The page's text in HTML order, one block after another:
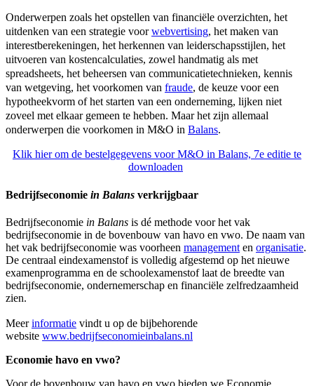
Onderwerpen zoals het opstellen van financiële overzichten, het
uitdenken van een strategie voorwebvertising, het maken van
interestberekeningen, het herkennen van leiderschapsstijlen, het
uitvoeren van kostencalculaties, zowel handmatig als met
spreadsheets, het beheersen van communicatietechnieken, kennis
van wetgeving, het voorkomen van fraude, de keuze voor een
hypotheekvorm of het starten van een onderneming, lijken niet
zoveel met elkaar gemeen te hebben. Maar het zijn allemaal
onderwerpen die voorkomen in M&O in Balans.
Klik hier om de bestelgegevens voor M&O in Balans, 7e editie te
downloaden
Bedrijfseconomie in Balans verkrijgbaar
Bedrijfseconomie in Balans is dé methode voor het vak
bedrijfseconomie in de bovenbouw van havo en vwo. De naam van
het vak bedrijfseconomie was voorheen management en organisatie.
De centraal eindexamenstof is volledig afgestemd op het nieuwe
examenprogramma en de schoolexamenstof laat de breedte van
bedrijfseconomie, ondernemerschap en financiële zelfredzaamheid
zien.
Meerinformatie vindt u op de bijbehorende
website www.bedrijfseconomieinbalans.nl
Economie havo en vwo?
Voor de bovenbouw van havo en vwo bieden we Economie